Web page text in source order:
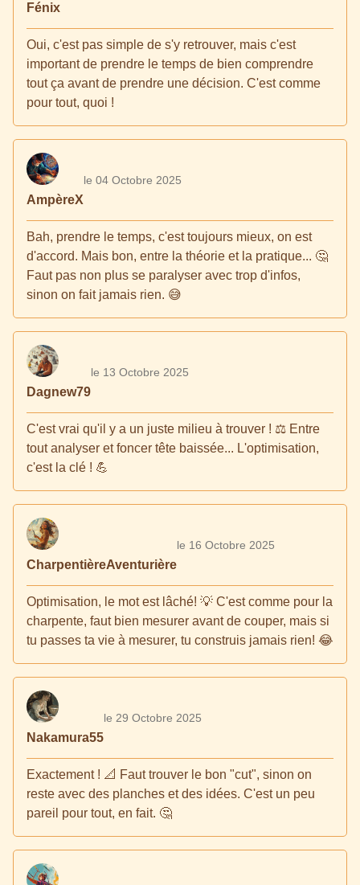
Fénix
Oui, c'est pas simple de s'y retrouver, mais c'est
important de prendre le temps de bien comprendre
tout ça avant de prendre une décision. C'est comme
pour tout, quoi !
AmpèreX
le 04 Octobre 2025
Bah, prendre le temps, c'est toujours mieux, on est
d'accord. Mais bon, entre la théorie et la pratique... 🤔
Faut pas non plus se paralyser avec trop d'infos,
sinon on fait jamais rien. 😅
Dagnew79
le 13 Octobre 2025
C'est vrai qu'il y a un juste milieu à trouver ! ⚖️ Entre
tout analyser et foncer tête baissée... L'optimisation,
c'est la clé ! 💪
CharpentièreAventurière
le 16 Octobre 2025
Optimisation, le mot est lâché! 💡 C'est comme pour la
charpente, faut bien mesurer avant de couper, mais si
tu passes ta vie à mesurer, tu construis jamais rien! 😂
Nakamura55
le 29 Octobre 2025
Exactement ! 📐 Faut trouver le bon "cut", sinon on
reste avec des planches et des idées. C'est un peu
pareil pour tout, en fait. 🤔